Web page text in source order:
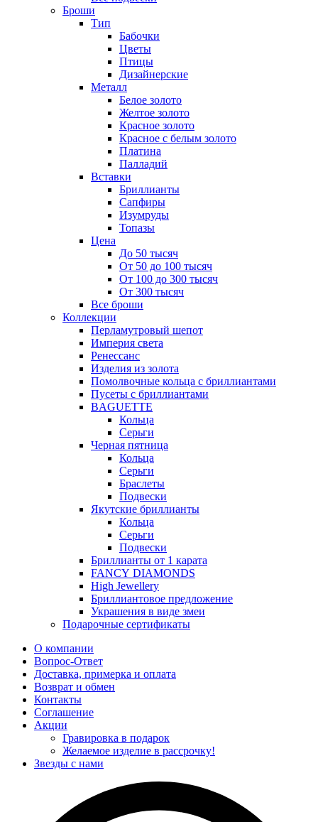
Броши
Тип
Бабочки
Цветы
Птицы
Дизайнерские
Металл
Белое золото
Желтое золото
Красное золото
Красное с белым золото
Платина
Палладий
Вставки
Бриллианты
Сапфиры
Изумруды
Топазы
Цена
До 50 тысяч
От 50 до 100 тысяч
От 100 до 300 тысяч
От 300 тысяч
Все броши
Коллекции
Перламутровый шепот
Империя света
Ренессанс
Изделия из золота
Помолвочные кольца с бриллиантами
Пусеты с бриллиантами
BAGUETTE
Кольца
Серьги
Черная пятница
Кольца
Серьги
Браслеты
Подвески
Якутские бриллианты
Кольца
Серьги
Подвески
Бриллианты от 1 карата
FANCY DIAMONDS
High Jewellery
Бриллиантовое предложение
Украшения в виде змеи
Подарочные сертификаты
О компании
Вопрос-Ответ
Доставка, примерка и оплата
Возврат и обмен
Контакты
Соглашение
Акции
Гравировка в подарок
Желаемое изделие в рассрочку!
Звезды с нами